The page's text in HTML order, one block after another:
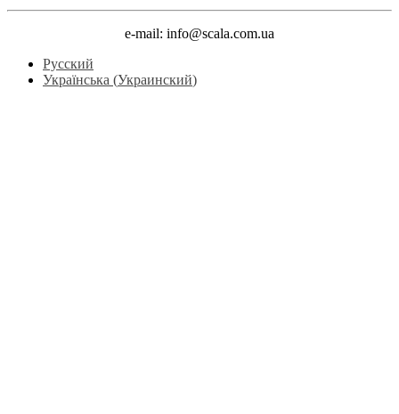
e-mail: info@scala.com.ua
Русский
Українська (Украинский)